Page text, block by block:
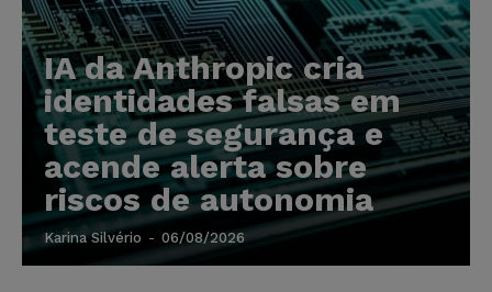
IA da Anthropic cria
identidades falsas em
teste de segurança e
acende alerta sobre
riscos de autonomia
Karina Silvério - 06/08/2026